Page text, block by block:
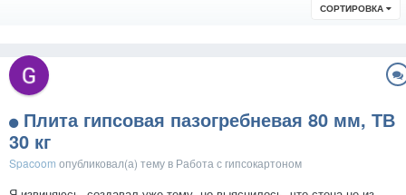
СОРТИРОВКА
Плита гипсовая пазогребневая 80 мм, ТВ
30 кг
Spacoom опубликовал(а) тему в Работа с гипсокартоном